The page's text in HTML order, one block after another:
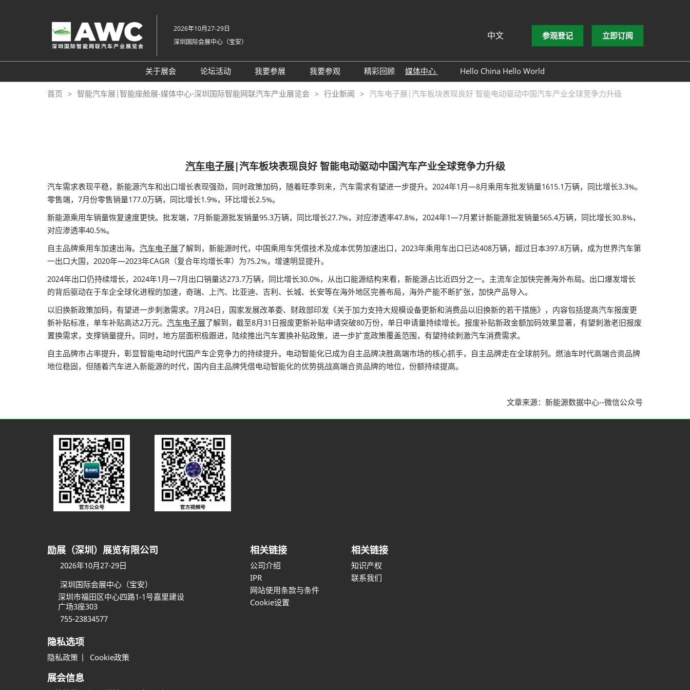
跳
转
容
2026年10月27-29日
深圳国际会展中心（宝安）
中文
English
Tiếng Việt
ภาษาไทย
参观登记 立即订阅
关于展会
组织架构
交通住宿
常见问题解答（Q & A）
论坛活动
2025同期会议活动
我要参展
AWC参展申请
观众范围
走进主机厂
展商增值服务CMO
励展通
我要参观
参观预登记
商务配对
观众增值服务
RX Connect 励展通
精彩回顾
媒体中心
展会新闻
Hello China Hello World
首页 智能汽车展|智能座舱展-媒体中心-深圳国际智能网联汽车产业展览会 行业新闻 汽车电子展|汽车板块表现良好 智能电动驱动中国汽车产业全球竞争力升级
汽车电子展|汽车板块表现良好 智能电动驱动中国汽车产业全球竞争力升级
汽车需求表现平稳，新能源汽车和出口增长表现强劲，同时政策加码，随着旺季到来，汽车需求有望进一步提升。2024年1月—8月乘用车批发销量1615.1万辆，同比增长3.3%。
零售端，7月份零售销量177.0万辆，同比增长1.9%，环比增长2.5%。
新能源乘用车销量恢复速度更快。批发端，7月新能源批发销量95.3万辆，同比增长27.7%，对应渗透率47.8%，2024年1—7月累计新能源批发销量565.4万辆，同比增长30.8%，
对应渗透率40.5%。
自主品牌乘用车加速出海。 汽车电子展了解到，新能源时代，中国乘用车凭借技术及成本优势加速出口，2023年乘用车出口已达408万辆，超过日本397.8万辆，成为世界汽车第
一出口大国，2020年—2023年CAGR（复合年均增长率）为75.2%，增速明显提升。
2024年出口仍持续增长，2024年1月—7月出口销量达273.7万辆，同比增长30.0%，从出口能源结构来看，新能源占比近四分之一。主流车企加快完善海外布局。出口爆发增长
的背后驱动在于车企全球化进程的加速，奇瑞、上汽、比亚迪、吉利、长城、长安等在海外地区完善布局，海外产能不断扩张，加快产品导入。
以旧换新政策加码，有望进一步刺激需求。7月24日，国家发展改革委、财政部印发《关于加力支持大规模设备更新和消费品以旧换新的若干措施》，内容包括提高汽车报废更
新补贴标准，单车补贴高达2万元。 汽车电子展了解到，截至8月31日报废更新补贴申请突破80万份，单日申请量持续增长。报废补贴新政金额加码效果显著，有望刺激老旧报废
置换需求，支撑销量提升。同时，地方层面积极跟进，陆续推出汽车置换补贴政策，进一步扩宽政策覆盖范围，有望持续刺激汽车消费需求。
自主品牌市占率提升，彰显智能电动时代国产车企竞争力的持续提升。电动智能化已成为自主品牌决胜高端市场的核心抓手，自主品牌走在全球前列。燃油车时代高端合资品牌
地位稳固，但随着汽车进入新能源的时代，国内自主品牌凭借电动智能化的优势挑战高端合资品牌的地位，份额持续提高。
文章来源：新能源数据中心--微信公众号
励展（深圳）展览有限公司
2026年10月27-29日
深圳国际会展中心（宝安）
深圳市福田区中心四路1-1号嘉里建设
广场3座303
755-23834577
相关链接
公司介绍
IPR
网站使用条款与条件
Cookie设置
相关链接
知识产权
联系我们
隐私选项
隐私政策 Cookie政策
展会信息